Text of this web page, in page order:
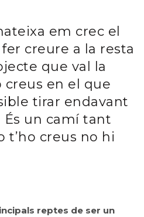
em crec el
creure a la resta
que val la
creus en el que
tirar endavant
un camí tant
t’ho creus no hi
reptes de ser un